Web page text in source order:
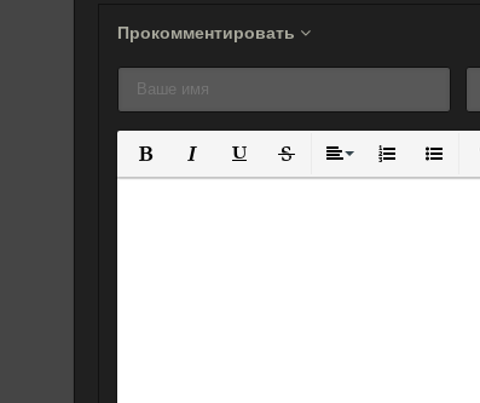
Прокомментировать
Полужирный
КурсивПодчеркнутый
ЗачеркнутыйВыравнивание